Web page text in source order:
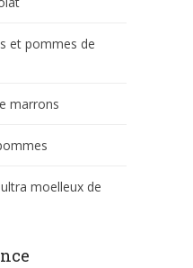
et pommes de
marrons
moelleux de